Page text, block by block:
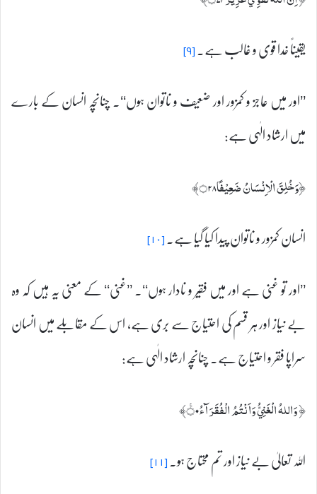
یقیناً خدا قوی و غالب ہے۔[۹]
’’اور میں عاجز و کمزور اور ضعیف و ناتوان ہوں‘‘۔ چنانچہ انسان کے بارے
میں ارشاد الٰہی ہے:
﴿وَخُلِقَ الْاِنْسَانُ ضَعِيْفًا۝۲۸﴾
انسان کمزور و ناتوان پیدا کیا گیا ہے۔[۱۰]
’’اور تو غنی ہے اور میں فقیر و نادار ہوں‘‘۔ ’’غنی‘‘ کے معنی یہ ہیں کہ وہ
بے نیاز اور ہر قسم کی احتیاج سے بری ہے، اس کے مقابلے میں انسان
سراپا فقر و احتیاج ہے۔ چنانچہ ارشاد الٰہی ہے:
﴿ وَاللہُ الْغَنِيُّ وَاَنْتُمُ الْفُقَرَآءُ۝۰ۚ﴾
اللہ تعالیٰ بے نیاز اور تم محتاج ہو۔[۱۱]